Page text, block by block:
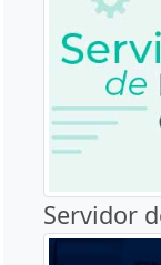
Servidor